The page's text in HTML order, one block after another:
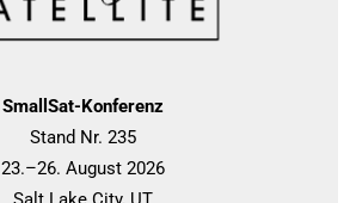
SmallSat-Konferenz
Stand Nr. 235
23.–26. August 2026